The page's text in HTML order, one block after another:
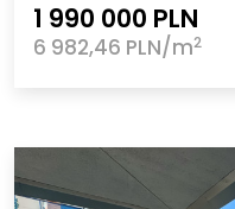
1 990 000 PLN
6 982,46 PLN/m2